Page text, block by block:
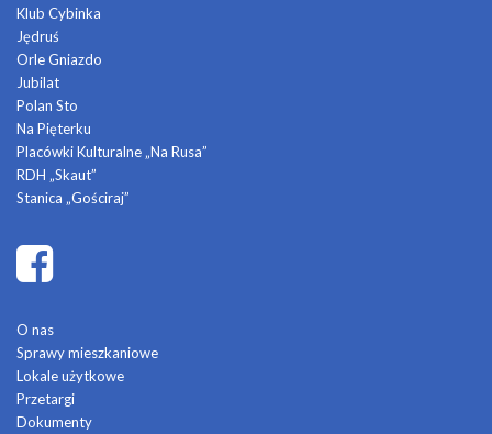
Klub Cybinka
Jędruś
Orle Gniazdo
Jubilat
Polan Sto
Na Pięterku
Placówki Kulturalne „Na Rusa”
RDH „Skaut”
Stanica „Gościraj”
O nas
Sprawy mieszkaniowe
Lokale użytkowe
Przetargi
Dokumenty